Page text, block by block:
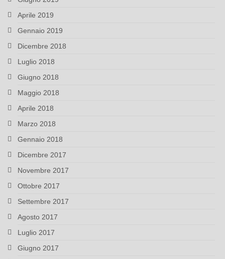
Aprile 2019
Gennaio 2019
Dicembre 2018
Luglio 2018
Giugno 2018
Maggio 2018
Aprile 2018
Marzo 2018
Gennaio 2018
Dicembre 2017
Novembre 2017
Ottobre 2017
Settembre 2017
Agosto 2017
Luglio 2017
Giugno 2017